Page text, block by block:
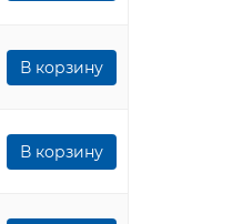
В корзину
В корзину